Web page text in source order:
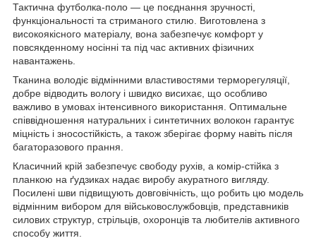
Тактична футболка-поло — це поєднання зручності,
функціональності та стриманого стилю. Виготовлена з
високоякісного матеріалу, вона забезпечує комфорт у
повсякденному носінні та під час активних фізичних
навантажень.
Тканина володіє відмінними властивостями терморегуляції,
добре відводить вологу і швидко висихає, що особливо
важливо в умовах інтенсивного використання. Оптимальне
співвідношення натуральних і синтетичних волокон гарантує
міцність і зносостійкість, а також зберігає форму навіть після
багаторазового прання.
Класичний крій забезпечує свободу рухів, а комір-стійка з
планкою на ґудзиках надає виробу акуратного вигляду.
Посилені шви підвищують довговічність, що робить цю модель
відмінним вибором для військовослужбовців, представників
силових структур, стрільців, охоронців та любителів активного
способу життя.